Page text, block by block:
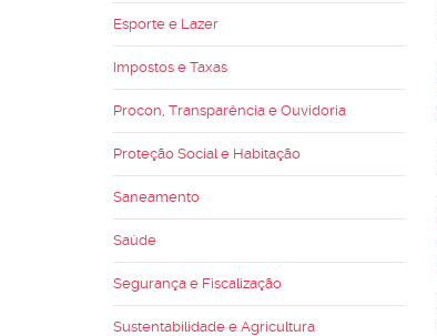
Esporte e Lazer
Impostos e Taxas
Procon, Transparência e Ouvidoria
Proteção Social e Habitação
Saneamento
Saúde
Segurança e Fiscalização
Sustentabilidade e Agricultura